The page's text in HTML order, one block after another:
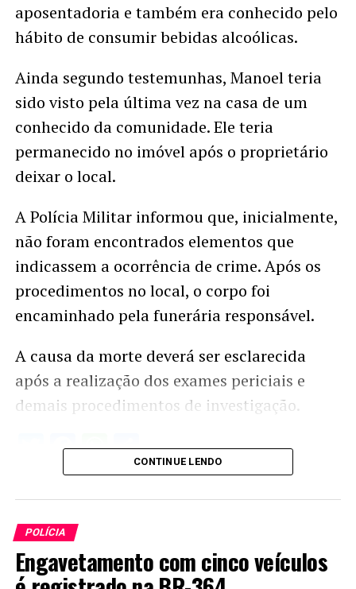
aposentadoria e também era conhecido pelo
hábito de consumir bebidas alcoólicas.
Ainda segundo testemunhas, Manoel teria
sido visto pela última vez na casa de um
conhecido da comunidade. Ele teria
permanecido no imóvel após o proprietário
deixar o local.
A Polícia Militar informou que, inicialmente,
não foram encontrados elementos que
indicassem a ocorrência de crime. Após os
procedimentos no local, o corpo foi
encaminhado pela funerária responsável.
A causa da morte deverá ser esclarecida
após a realização dos exames periciais e
demais procedimentos de investigação.
Twitter
Facebook
WhatsApp
Share
CONTINUE LENDO
POLÍCIA
Engavetamento com cinco veículos